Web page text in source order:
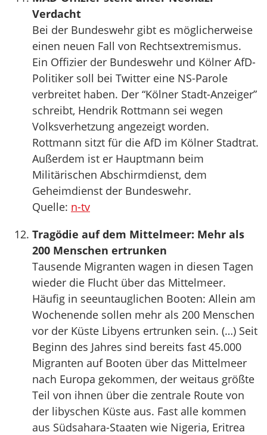
Verdacht
Bei der Bundeswehr gibt es möglicherweise
einen neuen Fall von Rechtsextremismus.
Ein Offizier der Bundeswehr und Kölner AfD-
Politiker soll bei Twitter eine NS-Parole
verbreitet haben. Der “Kölner Stadt-Anzeiger”
schreibt, Hendrik Rottmann sei wegen
Volksverhetzung angezeigt worden.
Rottmann sitzt für die AfD im Kölner Stadtrat.
Außerdem ist er Hauptmann beim
Militärischen Abschirmdienst, dem
Geheimdienst der Bundeswehr.
Quelle: n-tv
Tragödie auf dem Mittelmeer: Mehr als
200 Menschen ertrunken
Tausende Migranten wagen in diesen Tagen
wieder die Flucht über das Mittelmeer.
Häufig in seeuntauglichen Booten: Allein am
Wochenende sollen mehr als 200 Menschen
vor der Küste Libyens ertrunken sein. (…) Seit
Beginn des Jahres sind bereits fast 45.000
Migranten auf Booten über das Mittelmeer
nach Europa gekommen, der weitaus größte
Teil von ihnen über die zentrale Route von
der libyschen Küste aus. Fast alle kommen
aus Südsahara-Staaten wie Nigeria, Eritrea